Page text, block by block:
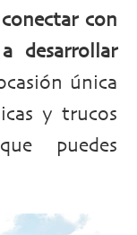
con
desarrollar
única
y trucos
puedes